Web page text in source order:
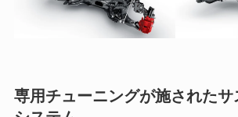
専用チューニングが施された